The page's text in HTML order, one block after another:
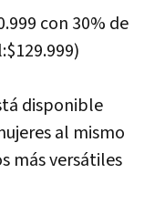
con 30% de
disponible
al mismo
más versátiles